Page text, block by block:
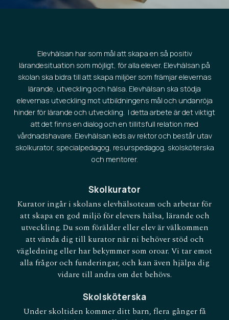
Elevhälsan har som mål att skapa en så positiv
lärandesituation som möjligt, för alla elever. Elevhälsan på
skolan ska bidra till att skapa miljöer som främjar elevernas
lärande, utveckling och hälsa. Elevhälsan ska stödja
elevernas utveckling mot utbildningens mål och undanröja
hinder för lärande och utveckling. I detta arbete är det viktigt
att det finns en dialog och en tillitsfull relation med
vårdnadshavare. Elevhälsan leds av rektor och består utav
skolkurator, specialpedagog, resurspedagog, skolsköterska
och mentorer.
Skolkurator
Kurator ingår i skolans elevhälsoteam och arbetar för
att skapa en god miljö för elevers hälsa, lärande och
utveckling. Du som förälder eller elev är välkommen
att vända dig till kurator när ni behöver stöd och
vägledning eller har bekymmer som oroar. Vi tar emot
alla frågor och funderingar, och kan även hjälpa dig
vidare till andra om det behövs.
Skolsköterska
Under skoltiden kommer ditt barn, flera gånger få